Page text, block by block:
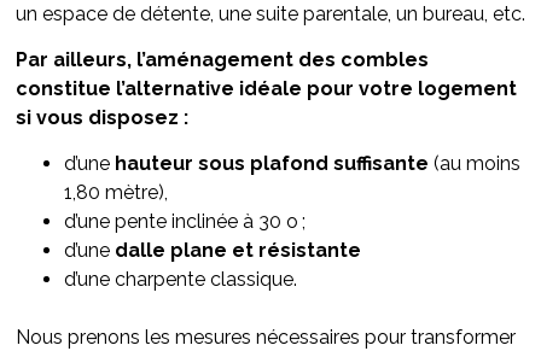
un espace de détente, une suite parentale, un bureau, etc.
Par ailleurs, l’aménagement des combles
constitue l’alternative idéale pour votre logement
si vous disposez :
d’une hauteur sous plafond suffisante (au moins
1,80 mètre),
d’une pente inclinée à 30 o ;
d’une dalle plane et résistante
d’une charpente classique.
Nous prenons les mesures nécessaires pour transformer